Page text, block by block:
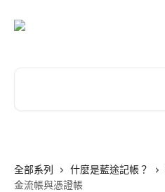
全部系列 什麼是藍途記帳？
金流帳與憑證帳